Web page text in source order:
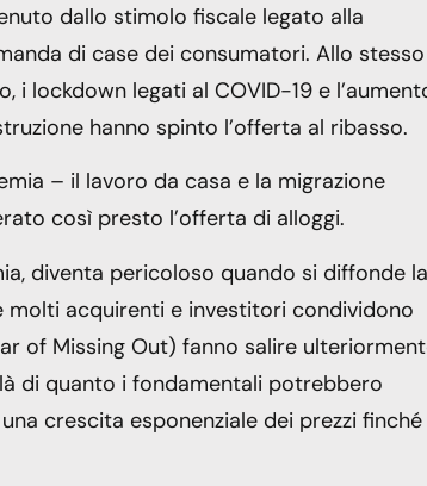
dallo stimolo fiscale legato alla
di case dei consumatori. Allo stesso
lockdown legati al COVID-19 e
hanno spinto l’offerta al ribasso.
– il lavoro da casa e la migrazione
così presto l’offerta di alloggi.
diventa pericoloso quando si diffonde la
molti acquirenti e investitori condividono
of Missing Out) fanno salire
di quanto i fondamentali potrebbero
crescita esponenziale dei prezzi finché